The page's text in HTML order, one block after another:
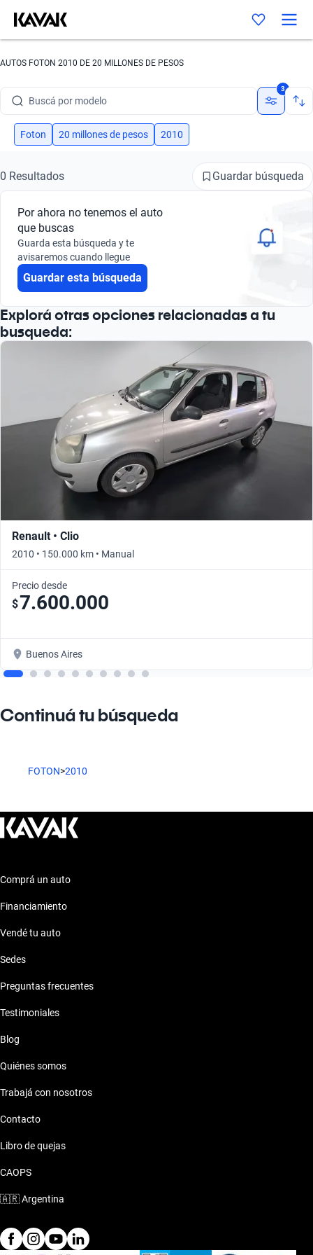
AUTOS FOTON 2010 DE 20 MILLONES DE PESOS
Buscá por modelo
Buscá por versión
Buscá por marca
Buscá por modelo
Buscá por versión
3
Foton 20 millones de pesos 2010
0 Resultados Guardar búsqueda
Por ahora no tenemos el auto
que buscas
Guarda esta búsqueda y te
avisaremos cuando llegue
Guardar esta búsqueda
Explorá otras opciones relacionadas a tu
busqueda:
Renault • Clio
2010 • 150.000 km • Manual
Precio desde
$7.600.000
Buenos Aires
Continuá tu búsqueda
FOTON>2010
Comprá un auto
Financiamiento
Vendé tu auto
Sedes
Preguntas frecuentes
Testimoniales
Blog
Quiénes somos
Trabajá con nosotros
Contacto
Libro de quejas
CAOPS
🇦🇷Argentina